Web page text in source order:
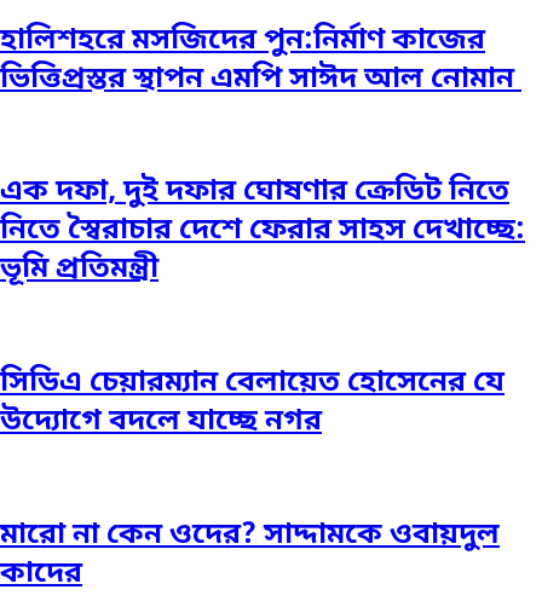
হালিশহরে মসজিদের পুন:নির্মাণ কাজের
ভিত্তিপ্রস্তর স্থাপন এমপি সাঈদ আল নোমান ‎
এক দফা, দুই দফার ঘোষণার ক্রেডিট নিতে
নিতে স্বৈরাচার দেশে ফেরার সাহস দেখাচ্ছে:
ভূমি প্রতিমন্ত্রী
সিডিএ চেয়ারম্যান বেলায়েত হোসেনের যে
উদ্যোগে বদলে যাচ্ছে নগর
মারো না কেন ওদের? সাদ্দামকে ওবায়দুল
কাদের